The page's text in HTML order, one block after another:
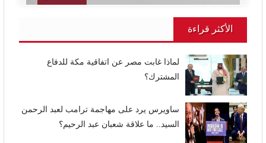
الأكثر قراءة
لماذا غابت مصر عن اتفاقية مكة للدفاع
المشترك؟
ساويرس يرد على مهاجمة ترامب لعبد الرحمن
السيد.. ما علاقة شعبان عبد الرحيم؟